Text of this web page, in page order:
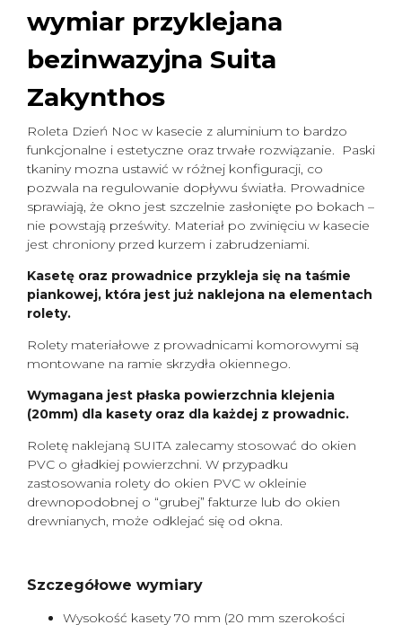
wymiar przyklejana
bezinwazyjna Suita
Zakynthos
Roleta Dzień Noc w kasecie z aluminium to bardzo
funkcjonalne i estetyczne oraz trwałe rozwiązanie. Paski
tkaniny mozna ustawić w różnej konfiguracji, co
pozwala na regulowanie dopływu światła. Prowadnice
sprawiają, że okno jest szczelnie zasłonięte po bokach –
nie powstają prześwity. Materiał po zwinięciu w kasecie
jest chroniony przed kurzem i zabrudzeniami.
Kasetę oraz prowadnice przykleja się na taśmie
piankowej, która jest już naklejona na elementach
rolety.
Rolety materiałowe z prowadnicami komorowymi są
montowane na ramie skrzydła okiennego.
Wymagana jest płaska powierzchnia klejenia
(20mm) dla kasety oraz dla każdej z prowadnic.
Roletę naklejaną SUITA zalecamy stosować do okien
PVC o gładkiej powierzchni. W przypadku
zastosowania rolety do okien PVC w okleinie
drewnopodobnej o “grubej” fakturze lub do okien
drewnianych, może odklejać się od okna.
Szczegółowe wymiary
Wysokość kasety 70 mm (20 mm szerokości